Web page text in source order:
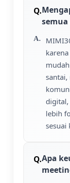
semua
santai,
lebih
sesuai
Apa